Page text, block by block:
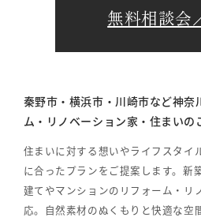
無料相談会
秦野市・横浜市・川崎市など神奈
ム・リノベーション家・住まいの
住まいに対する想いやライフスタイ
に合ったプランをご提案します。新
建てやマンションのリフォーム・リ
応。自然素材のぬくもりと快適な空